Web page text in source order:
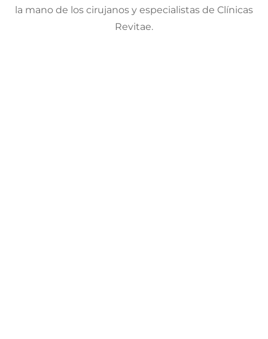
la mano de los cirujanos y especialistas de Clínicas
Revitae.